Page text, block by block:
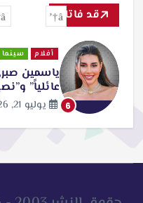
ي
ل
…
قد فاتك
6
أفلام سينما
ياسمين
عائلياً”
يوليو 21, 2026